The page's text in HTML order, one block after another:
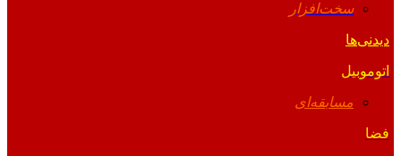
سخت‌افزار
دیدنی‌ها
اتوموبیل
مسابقه‌ای
فضا